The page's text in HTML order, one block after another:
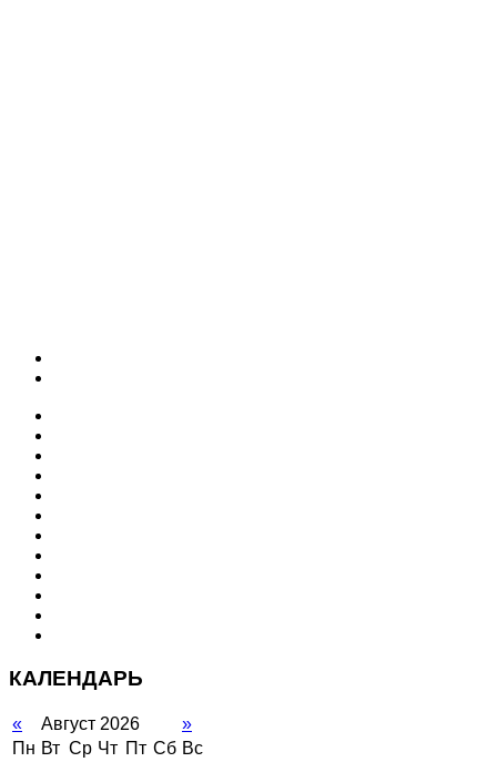
КАЛЕНДАРЬ
« Август 2026
»
Пн Вт Ср Чт Пт Сб Вс